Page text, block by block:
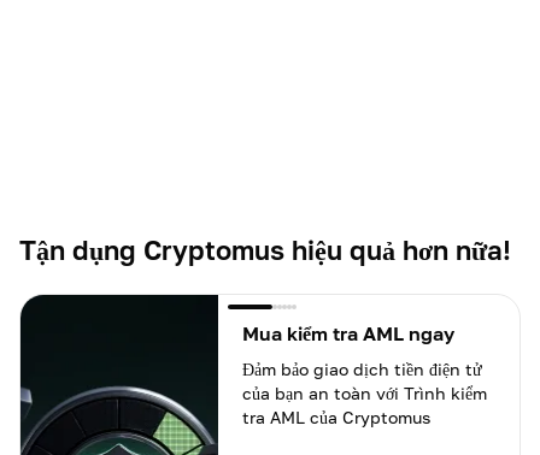
Tận dụng Cryptomus hiệu quả hơn nữa!
Mua kiểm tra AML ngay
Đảm bảo giao dịch tiền điện tử
của bạn an toàn với Trình kiểm
tra AML của Cryptomus